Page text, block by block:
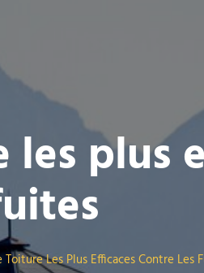
plus
Les Plus Efficaces Contre Les